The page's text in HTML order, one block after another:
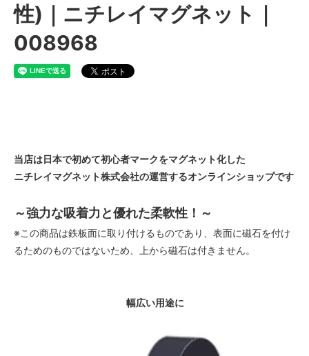
性)｜ニチレイマグネット｜
008968
当店は日本で初めて初心者マークをマグネット化した
ニチレイマグネット株式会社の運営するオンラインショップです
～強力な吸着力と優れた柔軟性！～
※この商品は鉄板面に取り付けるものであり、表面に磁石を付け
るためのものではないため、上から磁石は付きません。
幅広い用途に